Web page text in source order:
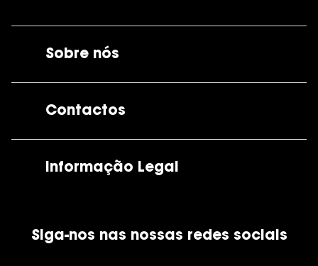
Sobre nós
Contactos
Informação Legal
Política de Cookies
Siga-nos nas nossas redes sociais